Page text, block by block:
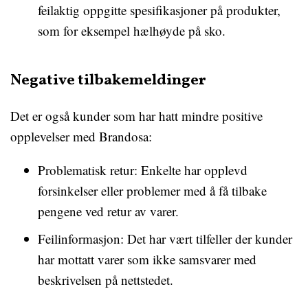
feilaktig oppgitte spesifikasjoner på produkter,
som for eksempel hælhøyde på sko.
Negative tilbakemeldinger
Det er også kunder som har hatt mindre positive
opplevelser med Brandosa:
Problematisk retur: Enkelte har opplevd
forsinkelser eller problemer med å få tilbake
pengene ved retur av varer.
Feilinformasjon: Det har vært tilfeller der kunder
har mottatt varer som ikke samsvarer med
beskrivelsen på nettstedet.